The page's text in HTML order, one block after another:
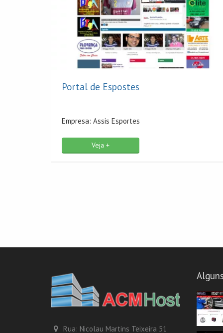
Portal de Espostes
Empresa: Assis Esportes
Veja +
Rua: Nicolau Martins Teixeira 51